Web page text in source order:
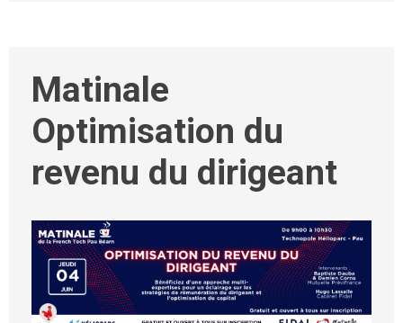
Matinale
Optimisation du
revenu du dirigeant